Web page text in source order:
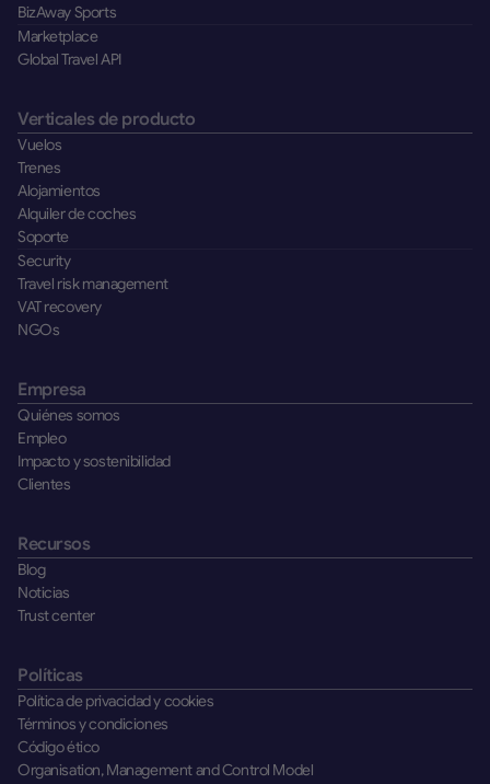
BizAway Sports
Marketplace
Global Travel API
Verticales de producto
Vuelos
Trenes
Alojamientos
Alquiler de coches
Soporte
Security
Travel risk management
VAT recovery
NGOs
Empresa
Quiénes somos
Empleo
Impacto y sostenibilidad
Clientes
Recursos
Blog
Noticias
Trust center
Políticas
Política de privacidad y cookies
Términos y condiciones
Código ético
Organisation, Management and Control Model